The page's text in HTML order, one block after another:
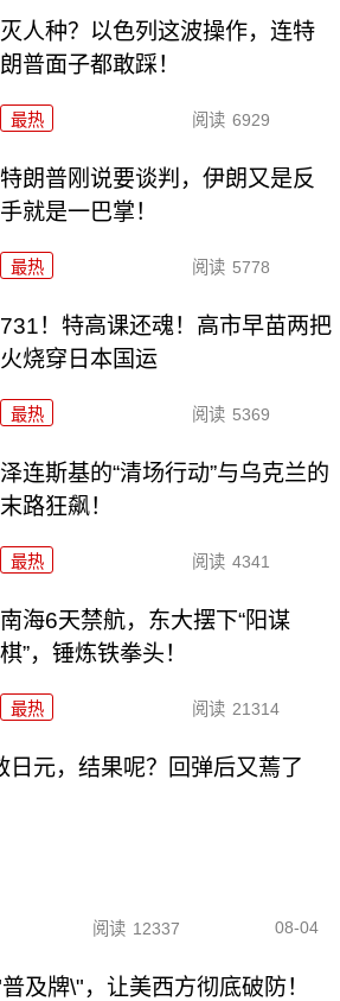
灭人种？以色列这波操作，连特
朗普面子都敢踩！
最热 阅读 6929
特朗普刚说要谈判，伊朗又是反
手就是一巴掌！
最热 阅读 5778
731！特高课还魂！高市早苗两把
火烧穿日本国运
最热 阅读 5369
泽连斯基的“清场行动”与乌克兰的
末路狂飙！
最热 阅读 4341
南海6天禁航，东大摆下“阳谋
棋”，锤炼铁拳头！
最热 阅读 21314
日元，结果呢？回弹后又蔫了
阅读 12337 08-04
及牌\"，让美西方彻底破防！